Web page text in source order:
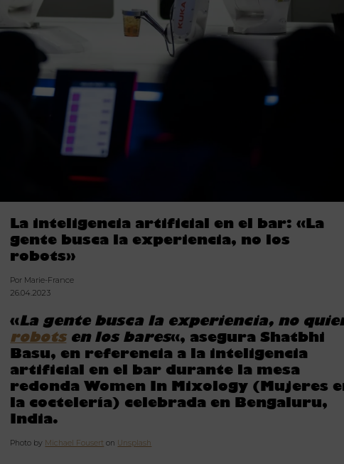
La inteligencia artificial en el bar: «La
gente busca la experiencia, no los
robots»
Por Marie-France
26.04.2023
«La gente busca la experiencia, no
robotsen los bares«, asegura Shatbhi
Basu, en referencia a la inteligencia
artificial en el bar durante la mesa
redonda Women In Mixology (Mujeres
la coctelería) celebrada en Bengaluru,
India.
Photo by Michael Fousert on Unsplash